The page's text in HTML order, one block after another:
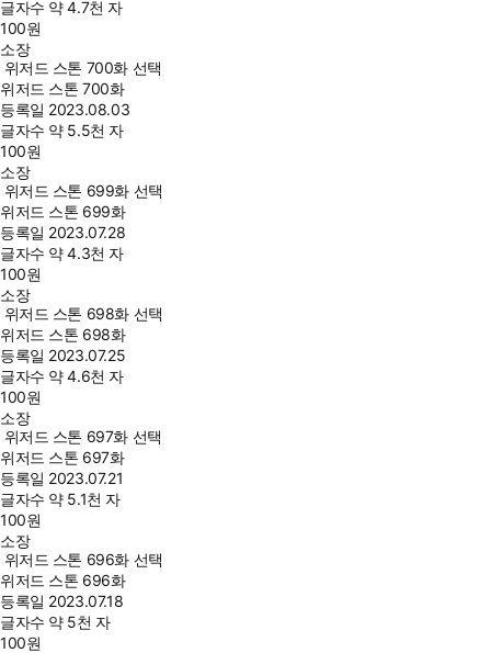
글자수 약 4.7천 자
100원
소장
위저드 스톤 700화 선택
위저드 스톤 700화
등록일 2023.08.03
글자수 약 5.5천 자
100원
소장
위저드 스톤 699화 선택
위저드 스톤 699화
등록일 2023.07.28
글자수 약 4.3천 자
100원
소장
위저드 스톤 698화 선택
위저드 스톤 698화
등록일 2023.07.25
글자수 약 4.6천 자
100원
소장
위저드 스톤 697화 선택
위저드 스톤 697화
등록일 2023.07.21
글자수 약 5.1천 자
100원
소장
위저드 스톤 696화 선택
위저드 스톤 696화
등록일 2023.07.18
글자수 약 5천 자
100원